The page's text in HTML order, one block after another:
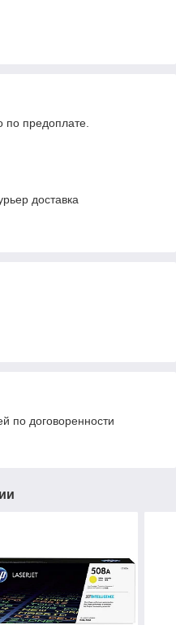
по предоплате.
доставка
по договоренности